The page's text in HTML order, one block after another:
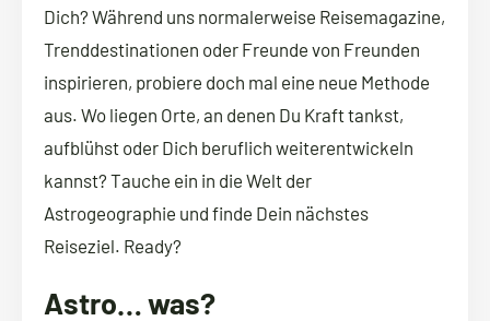
Dich? Während uns normalerweise Reisemagazine,
Trenddestinationen oder Freunde von Freunden
inspirieren, probiere doch mal eine neue Methode
aus. Wo liegen Orte, an denen Du Kraft tankst,
aufblühst oder Dich beruflich weiterentwickeln
kannst? Tauche ein in die Welt der
Astrogeographie und finde Dein nächstes
Reiseziel. Ready?
Astro… was?